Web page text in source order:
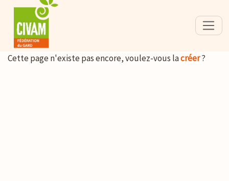
Cette page n'existe pas encore, voulez-vous lacréer?